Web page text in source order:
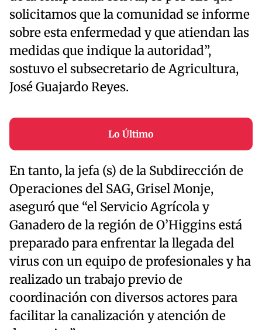
solicitamos que la comunidad se informe
sobre esta enfermedad y que atiendan las
medidas que indique la autoridad”,
sostuvo el subsecretario de Agricultura,
José Guajardo Reyes.
Lo Último
En tanto, la jefa (s) de la Subdirección de
Operaciones del SAG, Grisel Monje,
aseguró que “el Servicio Agrícola y
Ganadero de la región de O’Higgins está
preparado para enfrentar la llegada del
virus con un equipo de profesionales y ha
realizado un trabajo previo de
coordinación con diversos actores para
facilitar la canalización y atención de